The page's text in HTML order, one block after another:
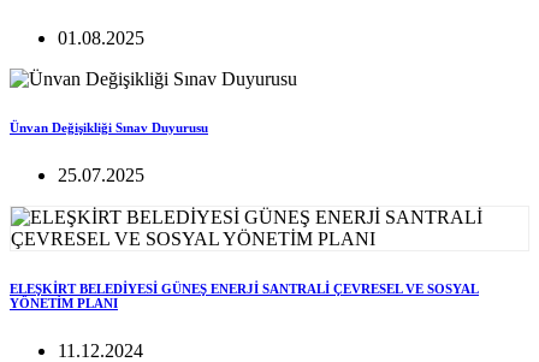
01.08.2025
Ünvan Değişikliği Sınav Duyurusu
25.07.2025
ELEŞKİRT BELEDİYESİ GÜNEŞ ENERJİ SANTRALİ ÇEVRESEL VE SOSYAL
YÖNETİM PLANI
11.12.2024